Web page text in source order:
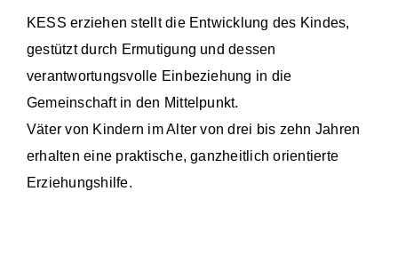
KESS erziehen stellt die Entwicklung des Kindes,
gestützt durch Ermutigung und dessen
verantwortungsvolle Einbeziehung in die
Gemeinschaft in den Mittelpunkt.
Väter von Kindern im Alter von drei bis zehn Jahren
erhalten eine praktische, ganzheitlich orientierte
Erziehungshilfe.